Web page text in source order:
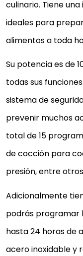
culinario. Tiene
ideales para
alimentos a toda
Su potencia es de
todas sus
sistema de
prevenir muchos
total de 15
de cocción para
presión, entre
Adicionalmente
podrás programar
hasta 24 horas de
acero inoxidable y